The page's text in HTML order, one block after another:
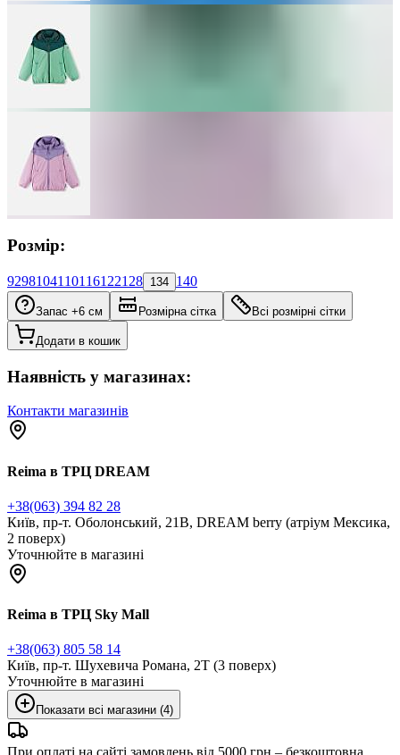
Розмір:
9298104110116122128 134 140
Запас +6 см Розмірна сітка Всі розмірні сітки
Додати в кошик
Наявність у магазинах:
Контакти магазинів
Reima в ТРЦ DREAM
+38(063) 394 82 28
Київ, пр-т. Оболонський, 21В, DREAM berry (атріум Мексика,
2 поверх)
Уточнюйте в магазині
Reima в ТРЦ Sky Mall
+38(063) 805 58 14
Київ, пр-т. Шухевича Романа, 2Т (3 поверх)
Уточнюйте в магазині
Показати всі магазини (4)